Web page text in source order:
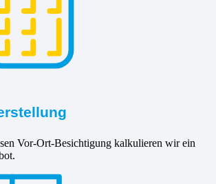
Vor-Ort-Besichtigung kalkulieren wir ein